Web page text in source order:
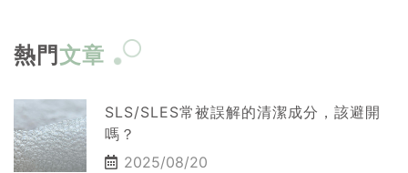
熱門文章
SLS/SLES常被誤解的清潔成分，該避開
嗎？
2025/08/20